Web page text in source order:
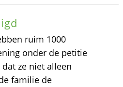
ruim 1000
onder de petitie
ze niet alleen
familie de